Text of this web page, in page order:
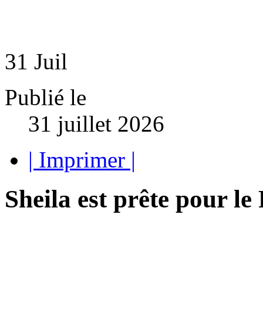
31 Juil
Publié le
31 juillet 2026
| Imprimer |
Sheila est prête pour